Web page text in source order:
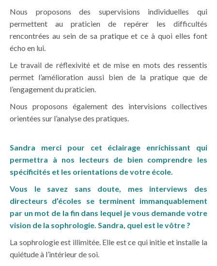
Nous proposons des supervisions individuelles qui
permettent au praticien de repérer les difficultés
rencontrées au sein de sa pratique et ce à quoi elles font
écho en lui.
Le travail de réflexivité et de mise en mots des ressentis
permet l’amélioration aussi bien de la pratique que de
l’engagement du praticien.
Nous proposons également des intervisions collectives
orientées sur l’analyse des pratiques.
Sandra merci pour cet éclairage enrichissant qui
permettra à nos lecteurs de bien comprendre les
spécificités et les orientations de votre école.
Vous le savez sans doute, mes interviews des
directeurs d’écoles se terminent immanquablement
par un mot de la fin dans lequel je vous demande votre
vision de la sophrologie. Sandra, quel est le vôtre ?
La sophrologie est illimitée. Elle est ce qui initie et installe la
quiétude à l’intérieur de soi.